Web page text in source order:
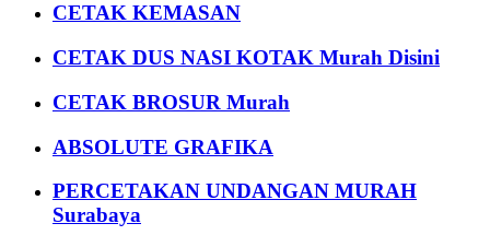
CETAK KEMASAN
CETAK DUS NASI KOTAK Murah Disini
CETAK BROSUR Murah
ABSOLUTE GRAFIKA
PERCETAKAN UNDANGAN MURAH
Surabaya